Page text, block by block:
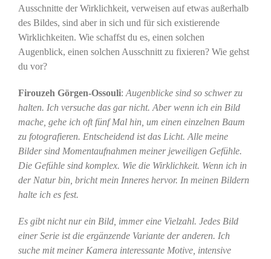
Ausschnitte der Wirklichkeit, verweisen auf etwas außerhalb
des Bildes, sind aber in sich und für sich existierende
Wirklichkeiten. Wie schaffst du es, einen solchen
Augenblick, einen solchen Ausschnitt zu fixieren? Wie gehst
du vor?
Firouzeh Görgen-Ossouli:Augenblicke sind so schwer zu
halten. Ich versuche das gar nicht. Aber wenn ich ein Bild
mache, gehe ich oft fünf Mal hin, um einen einzelnen Baum
zu fotografieren. Entscheidend ist das Licht. Alle meine
Bilder sind Momentaufnahmen meiner jeweiligen Gefühle.
Die Gefühle sind komplex. Wie die Wirklichkeit. Wenn ich in
der Natur bin, bricht mein Inneres hervor. In meinen Bildern
halte ich es fest.
Es gibt nicht nur ein Bild, immer eine Vielzahl. Jedes Bild
einer Serie ist die ergänzende Variante der anderen. Ich
suche mit meiner Kamera interessante Motive, intensive